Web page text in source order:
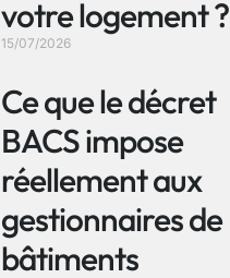
votre logement ?
15/07/2026
Ce que le décret
BACS impose
réellement aux
gestionnaires de
bâtiments